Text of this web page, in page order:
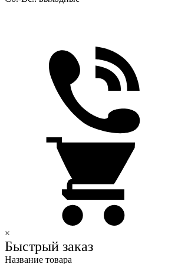
×
Быстрый заказ
Название товара